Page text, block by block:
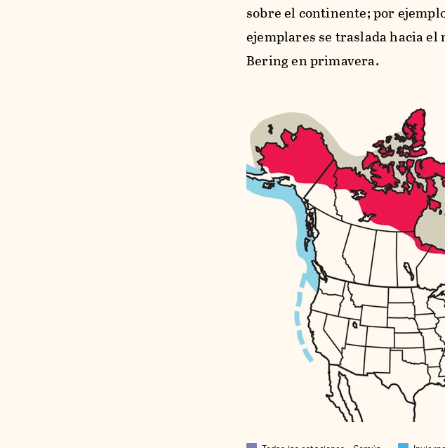
sobre el continente; por
ejemplares se traslada hacia el
Bering en primavera.